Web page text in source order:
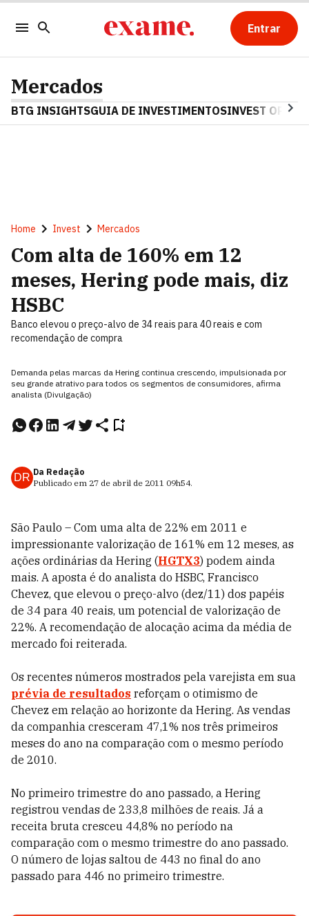
Entrar
Mercados
BTG INSIGHTSGUIA DE INVESTIMENTOSINVEST OPINA
Home Invest Mercados
Com alta de 160% em 12
meses, Hering pode mais, diz
HSBC
Banco elevou o preço-alvo de 34 reais para 40 reais e com
recomendação de compra
Demanda pelas marcas da Hering continua crescendo, impulsionada por
seu grande atrativo para todos os segmentos de consumidores, afirma
analista (Divulgação)
DR Da Redação
Publicado em 27 de abril de 2011 09h54.
São Paulo – Com uma alta de 22% em 2011 e
impressionante valorização de 161% em 12 meses, as
ações ordinárias da Hering (HGTX3) podem ainda
mais. A aposta é do analista do HSBC, Francisco
Chevez, que elevou o preço-alvo (dez/11) dos papéis
de 34 para 40 reais, um potencial de valorização de
22%. A recomendação de alocação acima da média de
mercado foi reiterada.
Os recentes números mostrados pela varejista em sua
prévia de resultados reforçam o otimismo de
Chevez em relação ao horizonte da Hering. As vendas
da companhia cresceram 47,1% nos três primeiros
meses do ano na comparação com o mesmo período
de 2010.
No primeiro trimestre do ano passado, a Hering
registrou vendas de 233,8 milhões de reais. Já a
receita bruta cresceu 44,8% no período na
comparação com o mesmo trimestre do ano passado.
O número de lojas saltou de 443 no final do ano
passado para 446 no primeiro trimestre.